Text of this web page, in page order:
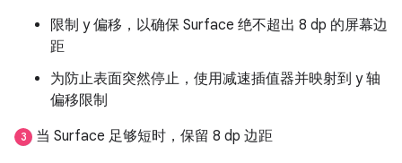
限制 y 偏移，以确保 Surface 绝不超出 8 dp 的屏幕边
距
为防止表面突然停止，使用减速插值器并映射到 y 轴
偏移限制
3
当 Surface 足够短时，保留 8 dp 边距